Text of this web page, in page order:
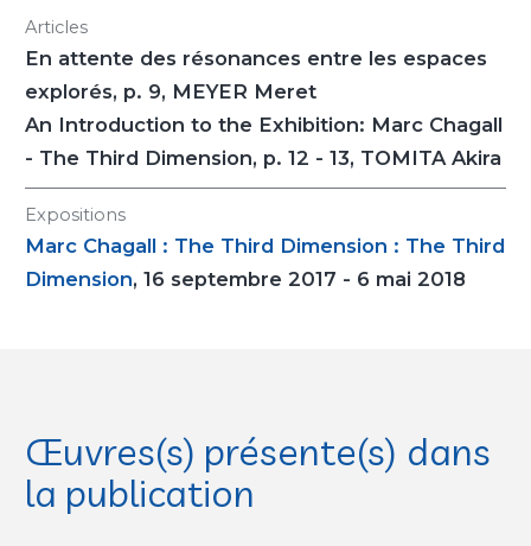
Articles
En attente des résonances entre les espaces
explorés, p. 9, MEYER Meret
An Introduction to the Exhibition: Marc Chagall
- The Third Dimension, p. 12 - 13, TOMITA Akira
Expositions
Marc Chagall : The Third Dimension : The Third
Dimension, 16 septembre 2017 - 6 mai 2018
Œuvres(s) présente(s) dans
la publication